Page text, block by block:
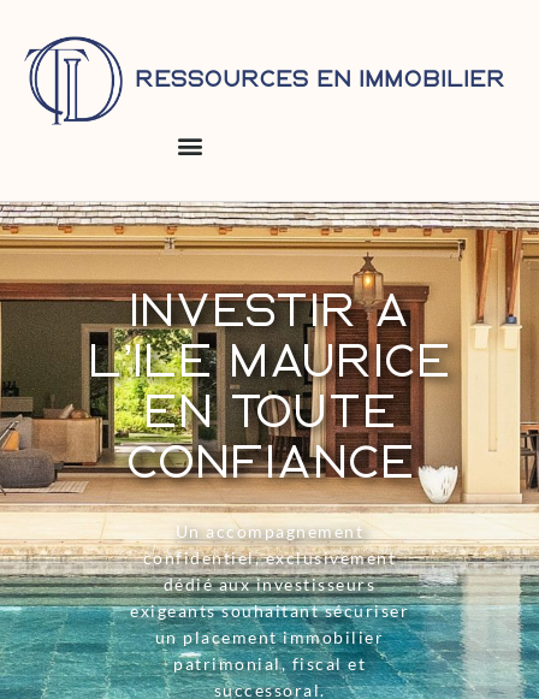
Ressources en immobilier
Investir à
l’île Maurice
En toute
confiance
Un accompagnement
confidentiel, exclusivement
dédié aux investisseurs
exigeants souhaitant sécuriser
un placement immobilier
patrimonial, fiscal et
successoral.